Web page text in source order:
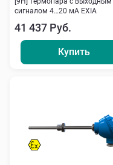
сигналом 4…20 мА EXIA
41 437 Руб.
Купить